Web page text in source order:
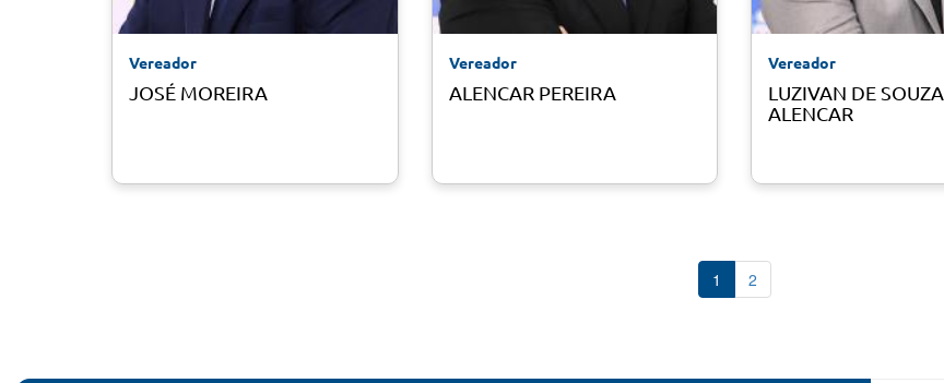
Vereador
JOSÉ MOREIRA
Vereador
ALENCAR PEREIRA
Vereador
LUZIVAN DE SOUZA
ALENCAR
1 2